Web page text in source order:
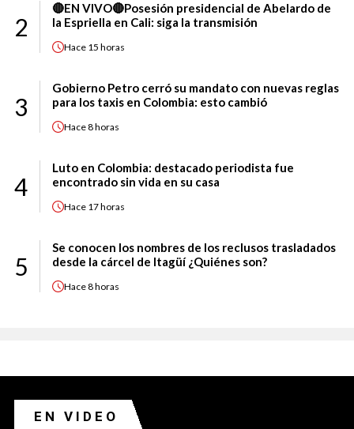
2
🔴EN VIVO🔴Posesión presidencial de Abelardo de
la Espriella en Cali: siga la transmisión
Hace 15 horas
3
Gobierno Petro cerró su mandato con nuevas reglas
para los taxis en Colombia: esto cambió
Hace8 horas
4
Luto en Colombia: destacado periodista fue
encontrado sin vida en su casa
Hace 17 horas
5
Se conocen los nombres de los reclusos trasladados
desde la cárcel de Itagüí ¿Quiénes son?
Hace8 horas
EN VIDEO